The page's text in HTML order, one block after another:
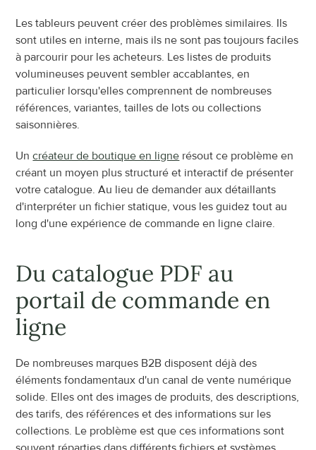
Les tableurs peuvent créer des problèmes similaires. Ils
sont utiles en interne, mais ils ne sont pas toujours faciles
à parcourir pour les acheteurs. Les listes de produits
volumineuses peuvent sembler accablantes, en
particulier lorsqu'elles comprennent de nombreuses
références, variantes, tailles de lots ou collections
saisonnières.
Un créateur de boutique en ligne résout ce problème en
créant un moyen plus structuré et interactif de présenter
votre catalogue. Au lieu de demander aux détaillants
d'interpréter un fichier statique, vous les guidez tout au
long d'une expérience de commande en ligne claire.
Du catalogue PDF au
portail de commande en
ligne
De nombreuses marques B2B disposent déjà des
éléments fondamentaux d'un canal de vente numérique
solide. Elles ont des images de produits, des descriptions,
des tarifs, des références et des informations sur les
collections. Le problème est que ces informations sont